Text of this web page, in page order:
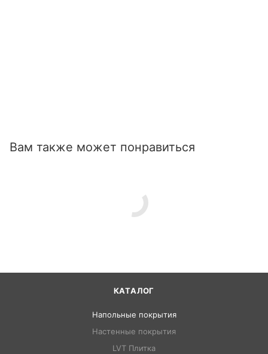
Вам также может понравиться
КАТАЛОГ
Напольные покрытия
Настенные покрытия
LVT Плитка